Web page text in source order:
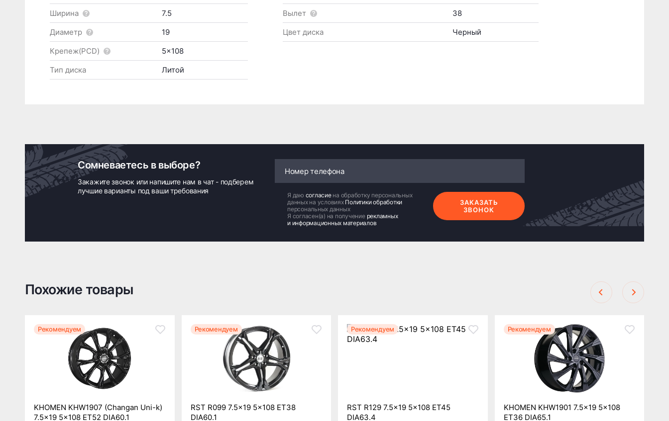
Ширина
7.5
Диаметр
19
Крепеж(PCD)
5x108
Тип диска
Литой
Вылет
38
Цвет диска
Черный
Сомневаетесь в выборе?
Закажите звонок или напишите нам в чат - подберем
лучшие варианты под ваши требования
Я даю согласие на обработку персональных
данных на условиях Политики обработки
персональных данных
Я согласен(а) на получение рекламных
и информационных материалов
ЗАКАЗАТЬ
ЗВОНОК
Похожие товары
Рекомендуем
KHOMEN KHW1907 (Changan Uni-k)
7.5x19 5x108 ET52 DIA60.1
Рекомендуем
RST R099 7.5x19 5x108 ET38
DIA60.1
Рекомендуем
RST R129 7.5x19 5x108 ET45
DIA63.4
Рекомендуем
KHOMEN KHW1901 7.5x19 5x108
ET36 DIA65.1